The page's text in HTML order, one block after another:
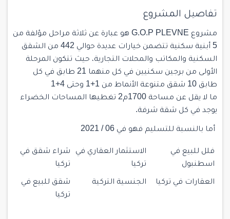
تفاصيل المشروع
مشروع G.O.P PLEVNE هو عبارة عن ثلاثة مراحل مؤلفة من
5 أبنية سكنية تتضمن خيارات عديدة حوالي 442 من الشقق
السكنية والمكاتب والمحلات التجارية، حيث تتكون المرحلة
الأولى من برجين سكنيين في كل منهما 21 طابق في كل
طابق 10 شقق متنوعة الأنماط من 1+1 وحتى 4+1
ما لا يقل عن مساحة 1700م2 تغطيها المساحات الخضراء
يوجد في كل شقة شرفة.
أما بالنسبة للتسليم فهو في 06 / 2021
فلل للبيع في
اسطنبول
الاستثمار العقاري في
تركيا
شراء شقق في
تركيا
العقارات في تركيا الجنسية التركية
شقق للبيع في
تركيا